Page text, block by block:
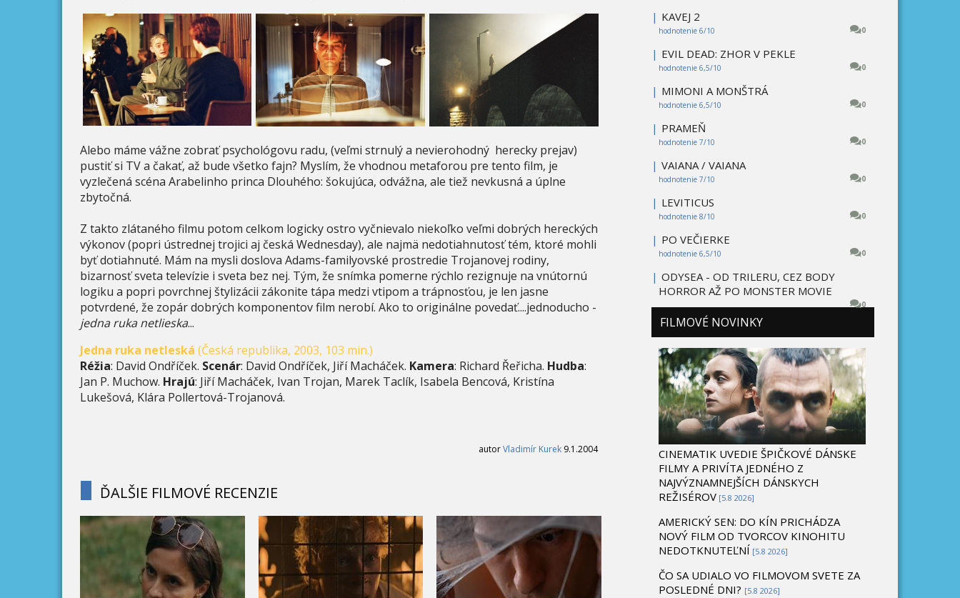
Alebo máme vážne zobrať psychológovu radu, (veľmi strnulý a nevierohodný herecky prejav)
pustiť si TV a čakať, až bude všetko fajn? Myslím, že vhodnou metaforou pre tento film, je
vyzlečená scéna Arabelinho princa Dlouhého: šokujúca, odvážna, ale tiež nevkusná a úplne
zbytočná.
Z takto zlátaného filmu potom celkom logicky ostro vyčnievalo niekoľko veľmi dobrých hereckých
výkonov (popri ústrednej trojici aj česká Wednesday), ale najmä nedotiahnutosť tém, ktoré mohli
byť dotiahnuté. Mám na mysli doslova Adams-familyovské prostredie Trojanovej rodiny,
bizarnosť sveta televízie i sveta bez nej. Tým, že snímka pomerne rýchlo rezignuje na vnútornú
logiku a popri povrchnej štylizácii zákonite tápa medzi vtipom a trápnosťou, je len jasne
potvrdené, že zopár dobrých komponentov film nerobí. Ako to originálne povedať....jednoducho -
jedna ruka netlieska...
Jedna ruka netleská (Česká republika, 2003, 103 min.)
Réžia: David Ondříček. Scenár: David Ondříček, Jiří Macháček. Kamera: Richard Řeřicha. Hudba:
Jan P. Muchow. Hrajú: Jiří Macháček, Ivan Trojan, Marek Taclík, Isabela Bencová, Kristína
Lukešová, Klára Pollertová-Trojanová.
autorVladimír Kurek 9.1.2004
ĎALŠIE FILMOVÉ RECENZIE
| KAVEJ 2
0
hodnotenie 6/10
| EVIL DEAD: ZHOR V PEKLE
0
hodnotenie 6,5/10
| MIMONI A MONŠTRÁ
0
hodnotenie 6,5/10
| PRAMEŇ
0
hodnotenie 7/10
| VAIANA / VAIANA
0
hodnotenie 7/10
| LEVITICUS
0
hodnotenie 8/10
| PO VEČIERKE
0
hodnotenie 6,5/10
| ODYSEA - OD TRILERU, CEZ BODY
HORROR AŽ PO MONSTER MOVIE
0
FILMOVÉ NOVINKY
CINEMATIK UVEDIE ŠPIČKOVÉ DÁNSKE
FILMY A PRIVÍTA JEDNÉHO Z
NAJVÝZNAMNEJŠÍCH DÁNSKYCH
REŽISÉROV [5.8 2026]
AMERICKÝ SEN: DO KÍN PRICHÁDZA
NOVÝ FILM OD TVORCOV KINOHITU
NEDOTKNUTEĽNÍ [5.8 2026]
ČO SA UDIALO VO FILMOVOM SVETE ZA
POSLEDNÉ DNI? [5.8 2026]